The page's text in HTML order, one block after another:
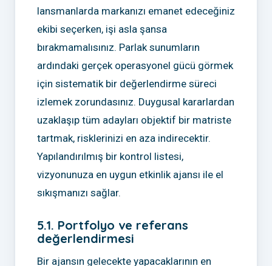
lansmanlarda markanızı emanet edeceğiniz
ekibi seçerken, işi asla şansa
bırakmamalısınız. Parlak sunumların
ardındaki gerçek operasyonel gücü görmek
için sistematik bir değerlendirme süreci
izlemek zorundasınız. Duygusal kararlardan
uzaklaşıp tüm adayları objektif bir matriste
tartmak, risklerinizi en aza indirecektir.
Yapılandırılmış bir kontrol listesi,
vizyonunuza en uygun etkinlik ajansı ile el
sıkışmanızı sağlar.
5.1. Portfolyo ve referans
değerlendirmesi
Bir ajansın gelecekte yapacaklarının en